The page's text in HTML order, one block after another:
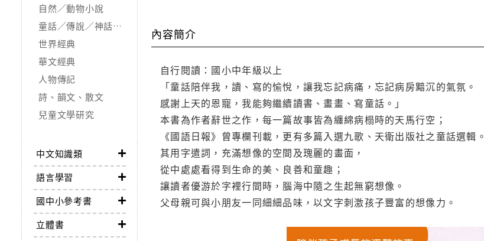
自然／動物小說
童話／傳說／神話／寓言
世界經典
華文經典
人物傳記
詩、韻文、散文
兒童文學研究
中文知識類
語言學習
國中小參考書
立體書
內容簡介
自行閱讀：國小中年級以上
「童話陪伴我，讀、寫的愉悅，讓我忘記病痛，忘記病房黯沉的氣氛。
感謝上天的恩寵，我能夠繼續讀書、畫畫、寫童話。」
本書為作者辭世之作，每一篇故事皆為纏綿病榻時的天馬行空；
《國語日報》曾專欄刊載，更有多篇入選九歌、天衛出版社之童話選輯。
其用字遣詞，充滿想像的空間及瑰麗的畫面，
從中處處看得到生命的美、良善和童趣；
讓讀者優游於字裡行間時，腦海中隨之生起無窮想像。
父母親可與小朋友一同細細品味，以文字刺激孩子豐富的想像力。